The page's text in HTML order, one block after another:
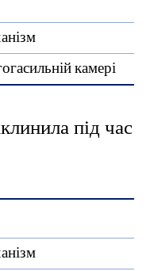
камері
під час